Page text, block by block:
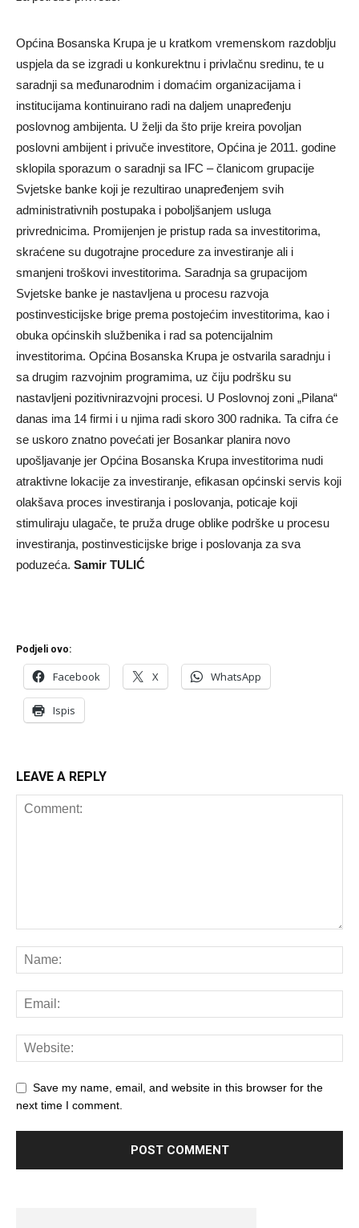
Općina Bosanska Krupa je u kratkom vremenskom razdoblju
uspjela da se izgradi u konkurektnu i privlačnu sredinu, te u
saradnji sa međunarodnim i domaćim organizacijama i
institucijama kontinuirano radi na daljem unapređenju
poslovnog ambijenta. U želji da što prije kreira povoljan
poslovni ambijent i privuče investitore, Općina je 2011. godine
sklopila sporazum o saradnji sa IFC – članicom grupacije
Svjetske banke koji je rezultirao unapređenjem svih
administrativnih postupaka i poboljšanjem usluga
privrednicima. Promijenjen je pristup rada sa investitorima,
skraćene su dugotrajne procedure za investiranje ali i
smanjeni troškovi investitorima. Saradnja sa grupacijom
Svjetske banke je nastavljena u procesu razvoja
postinvesticijske brige prema postojećim investitorima, kao i
obuka općinskih službenika i rad sa potencijalnim
investitorima. Općina Bosanska Krupa je ostvarila saradnju i
sa drugim razvojnim programima, uz čiju podršku su
nastavljeni pozitivnirazvojni procesi. U Poslovnoj zoni „Pilana“
danas ima 14 firmi i u njima radi skoro 300 radnika. Ta cifra će
se uskoro znatno povećati jer Bosankar planira novo
upošljavanje jer Općina Bosanska Krupa investitorima nudi
atraktivne lokacije za investiranje, efikasan općinski servis koji
olakšava proces investiranja i poslovanja, poticaje koji
stimuliraju ulagače, te pruža druge oblike podrške u procesu
investiranja, postinvesticijske brige i poslovanja za sva
poduzeća. Samir TULIĆ
Podjeli ovo:
Facebook X WhatsApp
Ispis
LEAVE A REPLY
Save my name, email, and website in this browser for the
next time I comment.